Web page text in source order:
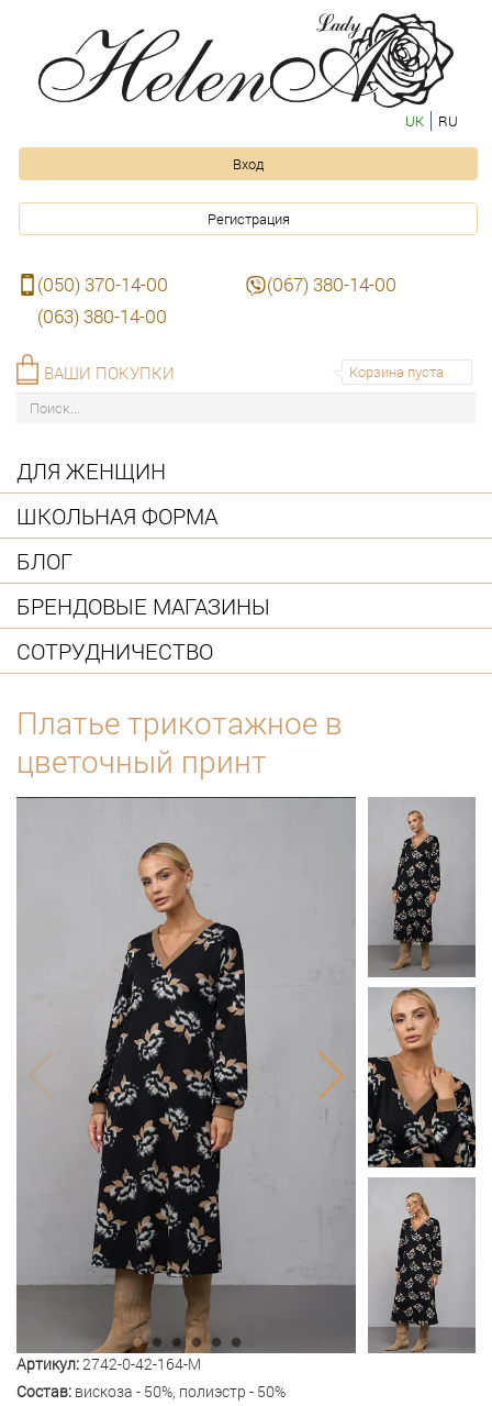
UK RU
Вход
Регистрация
(050) 370-14-00
(067) 380-14-00
(063) 380-14-00
Корзина пуста
ВАШИ ПОКУПКИ
ДЛЯ ЖЕНЩИН
ШКОЛЬНАЯ ФОРМА
БЛОГ
БРЕНДОВЫЕ МАГАЗИНЫ
СОТРУДНИЧЕСТВО
Платье трикотажное в
цветочный принт
Артикул:2742-0-42-164-M
Состав: вискоза - 50%, полиэстр - 50%